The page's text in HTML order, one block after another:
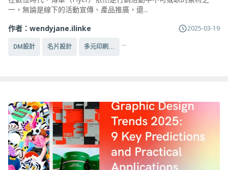
一，無論是線下的活動宣傳、產品推廣，還...
作者： wendyjane.ilinke 2025-03-19
DM設計 名片設計 多元印刷... ...